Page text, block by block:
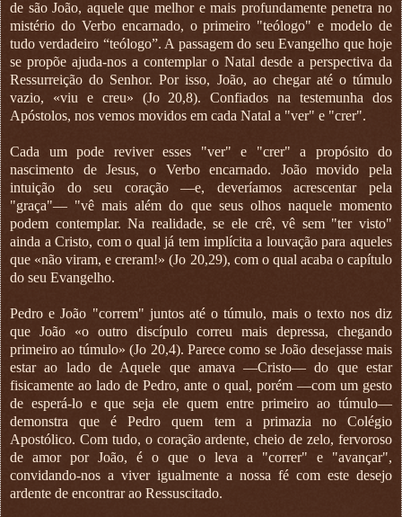
de são João, aquele que melhor e mais profundamente penetra no
mistério do Verbo encarnado, o primeiro "teólogo" e modelo de
tudo verdadeiro “teólogo”. A passagem do seu Evangelho que hoje
se propõe ajuda-nos a contemplar o Natal desde a perspectiva da
Ressurreição do Senhor. Por isso, João, ao chegar até o túmulo
vazio, «viu e creu» (Jo 20,8). Confiados na testemunha dos
Apóstolos, nos vemos movidos em cada Natal a "ver" e "crer".
Cada um pode reviver esses "ver" e "crer" a propósito do
nascimento de Jesus, o Verbo encarnado. João movido pela
intuição do seu coração —e, deveríamos acrescentar pela
"graça"— "vê mais além do que seus olhos naquele momento
podem contemplar. Na realidade, se ele crê, vê sem "ter visto"
ainda a Cristo, com o qual já tem implícita a louvação para aqueles
que «não viram, e creram!» (Jo 20,29), com o qual acaba o capítulo
do seu Evangelho.
Pedro e João "correm" juntos até o túmulo, mais o texto nos diz
que João «o outro discípulo correu mais depressa, chegando
primeiro ao túmulo» (Jo 20,4). Parece como se João desejasse mais
estar ao lado de Aquele que amava —Cristo— do que estar
fisicamente ao lado de Pedro, ante o qual, porém —com um gesto
de esperá-lo e que seja ele quem entre primeiro ao túmulo—
demonstra que é Pedro quem tem a primazia no Colégio
Apostólico. Com tudo, o coração ardente, cheio de zelo, fervoroso
de amor por João, é o que o leva a "correr" e "avançar",
convidando-nos a viver igualmente a nossa fé com este desejo
ardente de encontrar ao Ressuscitado.